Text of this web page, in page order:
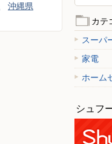
沖縄県
カテ
スーパ
家電
ホーム
シュフ